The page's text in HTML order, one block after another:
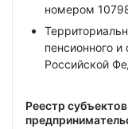
номером
пенсионного и
Российской
Реестр